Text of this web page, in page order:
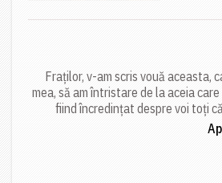
Fraților, v-am scris vouă aceasta,
mea, să am întristare de la aceia
fiind încredințat despre voi toți